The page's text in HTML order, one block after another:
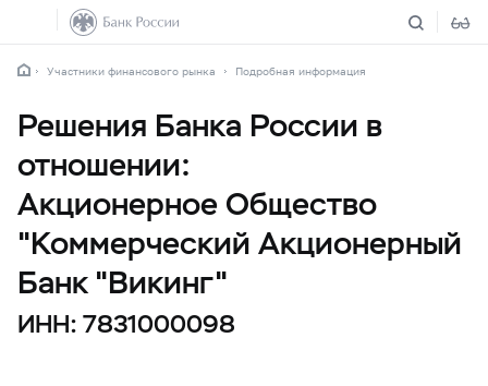
Участники финансового рынка Подробная информация
Решения Банка России в
отношении:
Акционерное Общество
"Коммерческий Акционерный
Банк "Викинг"
ИНН: 7831000098